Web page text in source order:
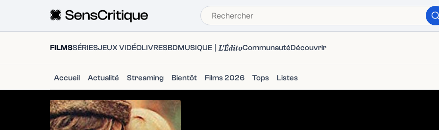
FILMSSÉRIESJEUX VIDÉOLIVRESBDMUSIQUE L'ÉditoCommunautéDécouvrir
Accueil Actualité Streaming Bientôt Films 2026 Tops Listes